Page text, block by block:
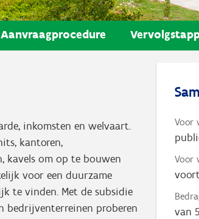
Aanvraagprocedure
inkomsten en welvaart.
kantoren,
kavels om op te bouwen
voor een duurzame
te vinden. Met de subsidie
proberen
Voor
Voor
van